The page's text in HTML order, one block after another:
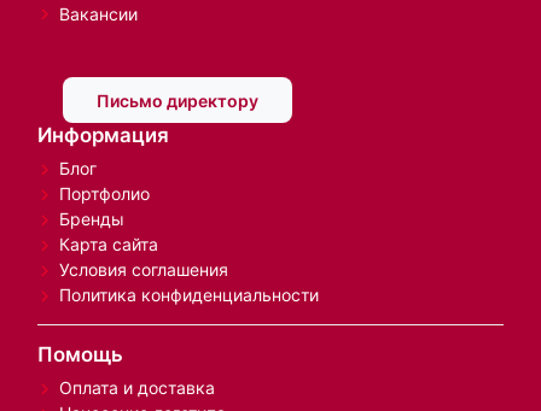
Вакансии
Письмо директору
Информация
Блог
Портфолио
Бренды
Карта сайта
Условия соглашения
Политика конфиденциальности
Помощь
Оплата и доставка